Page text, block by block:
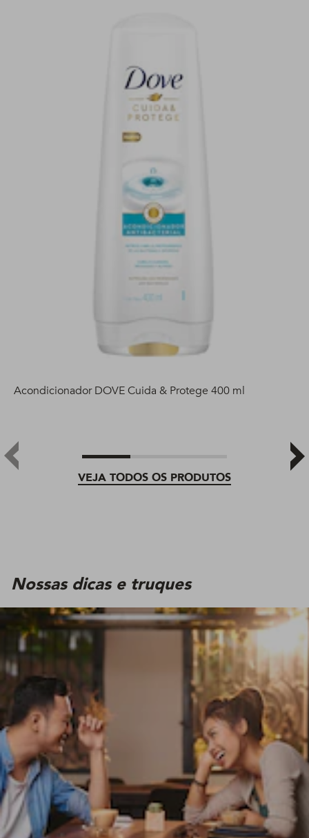
VEJA TODOS OS PRODUTOS
Acondicionador DOVE Cuida & Protege 400 ml
Nossas dicas e truques